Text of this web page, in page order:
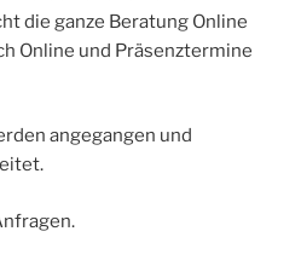
die ganze Beratung Online
Online und Präsenztermine
angegangen und